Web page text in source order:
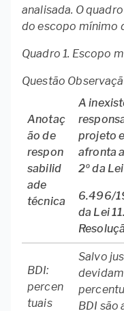
analisada. O
do escopo mínimo
Quadro 1. Escopo
Questão
Anotaç
ão de
respon
sabilid
ade
técnica
A
projeto
afronta
2º da Lei
6.496/
da Lei
BDI:
percen
tuais
Salvo
BDI são